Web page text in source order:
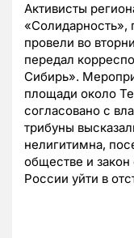
Активисты
провели во
передал
Сибирь».
площади около
согласовано с
трибуны
нелигитимна,
обществе и закон
России уйти в